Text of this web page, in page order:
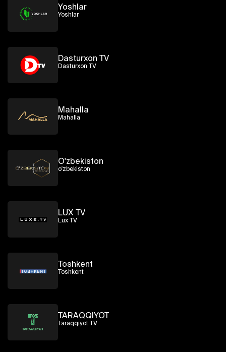
Yoshlar
Yoshlar
Dasturxon TV
Dasturxon TV
Mahalla
Mahalla
O'zbekiston
o'zbekiston
LUX TV
Lux TV
Toshkent
Toshkent
TARAQQIYOT
Taraqqiyot TV